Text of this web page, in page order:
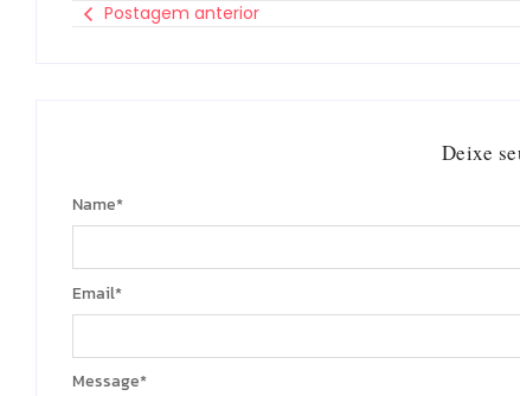
Postagem anterior
Deixe
Message*
Name*
Email*